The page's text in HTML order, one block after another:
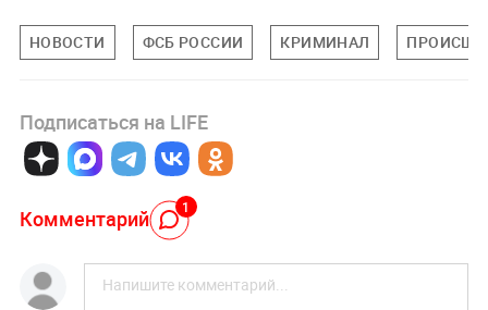
НОВОСТИ ФСБ РОССИИ КРИМИНАЛ
Подписаться на LIFE
Комментарий 1